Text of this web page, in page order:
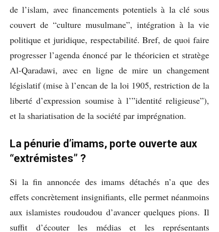
de l’islam, avec financements potentiels à la clé sous
couvert de “culture musulmane”, intégration à la vie
politique et juridique, respectabilité. Bref, de quoi faire
progresser l’agenda énoncé par le théoricien et stratège
Al-Qaradawi, avec en ligne de mire un changement
législatif (mise à l’encan de la loi 1905, restriction de la
liberté d’expression soumise à l’”identité religieuse”),
et la shariatisation de la société par imprégnation.
La pénurie d’imams, porte ouverte aux
“extrémistes” ?
Si la fin annoncée des imams détachés n’a que des
effets concrètement insignifiants, elle permet néanmoins
aux islamistes roudoudou d’avancer quelques pions. Il
suffit d’écouter les médias et les représentants